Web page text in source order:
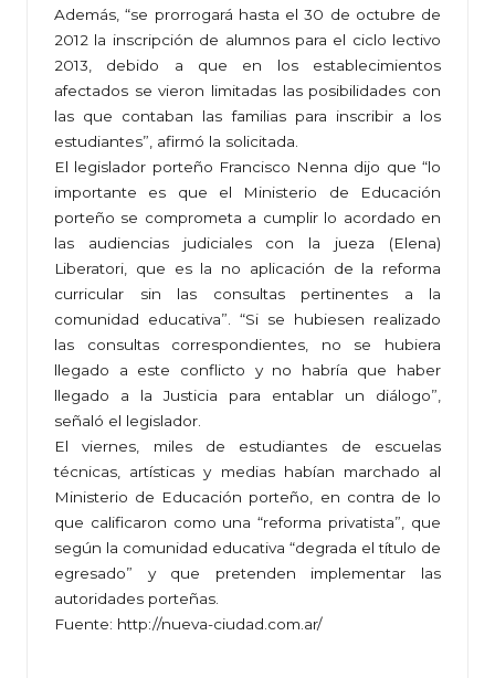
Además, “se prorrogará hasta el 30 de octubre de
2012 la inscripción de alumnos para el ciclo lectivo
2013, debido a que en los establecimientos
afectados se vieron limitadas las posibilidades con
las que contaban las familias para inscribir a los
estudiantes”, afirmó la solicitada.
El legislador porteño Francisco Nenna dijo que “lo
importante es que el Ministerio de Educación
porteño se comprometa a cumplir lo acordado en
las audiencias judiciales con la jueza (Elena)
Liberatori, que es la no aplicación de la reforma
curricular sin las consultas pertinentes a la
comunidad educativa”. “Si se hubiesen realizado
las consultas correspondientes, no se hubiera
llegado a este conflicto y no habría que haber
llegado a la Justicia para entablar un diálogo”,
señaló el legislador.
El viernes, miles de estudiantes de escuelas
técnicas, artísticas y medias habían marchado al
Ministerio de Educación porteño, en contra de lo
que calificaron como una “reforma privatista”, que
según la comunidad educativa “degrada el título de
egresado” y que pretenden implementar las
autoridades porteñas.
Fuente: http://nueva-ciudad.com.ar/